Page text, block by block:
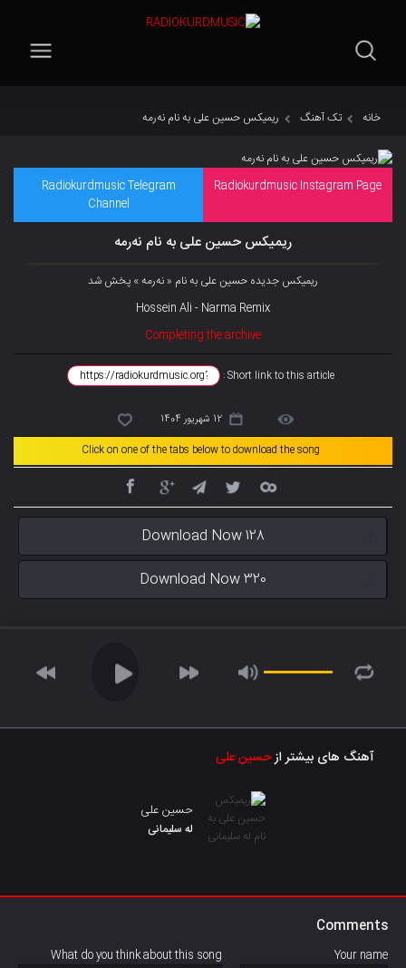
خانه تک آهنگ ریمیکس حسین علی به نام نەرمە
Radiokurdmusic Instagram Page
Radiokurdmusic Telegram
Channel
ریمیکس حسین علی به نام نەرمە
ریمیکس جدیده حسین علی به نام « نەرمە » پخش شد
Hossein Ali - Narma Remix
Completing the archive
Short link to this article :
12 شهریور 1404
Click on one of the tabs below to download the song
Download Now 128
Download Now 320
آهنگ های بیشتر ازحسین علی
حسین علی
له سلیمانی
Comments
Your name
What do you think about this song